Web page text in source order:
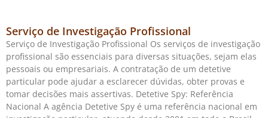
Serviço de Investigação Profissional
Serviço de Investigação Profissional Os serviços de investigação
profissional são essenciais para diversas situações, sejam elas
pessoais ou empresariais. A contratação de um detetive
particular pode ajudar a esclarecer dúvidas, obter provas e
tomar decisões mais assertivas. Detetive Spy: Referência
Nacional A agência Detetive Spy é uma referência nacional em